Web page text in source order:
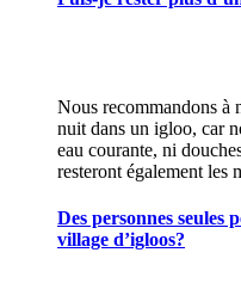
Nous recommandons à
nuit dans un igloo, car
eau courante, ni
resteront également les
Des personnes seules
village d’igloos?